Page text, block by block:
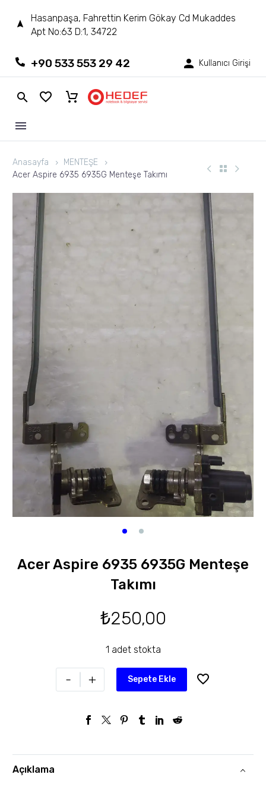
Hasanpaşa, Fahrettin Kerim Gökay Cd Mukaddes
Apt No:63 D:1, 34722
+90 533 553 29 42 Kullanıcı Girişi
Anasayfa
MENTEŞE
Acer Aspire 6935 6935G Menteşe Takımı
Acer Aspire 6935 6935G Menteşe
Takımı
₺250,00
1 adet stokta
- + Sepete Ekle
Açıklama